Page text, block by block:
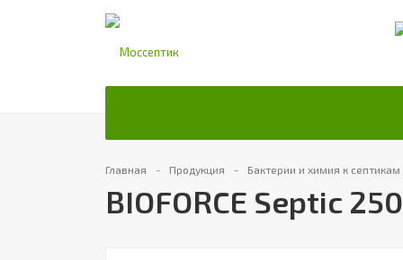
Главная Продукция Бактерии и химия к
BIOFORCE Septic